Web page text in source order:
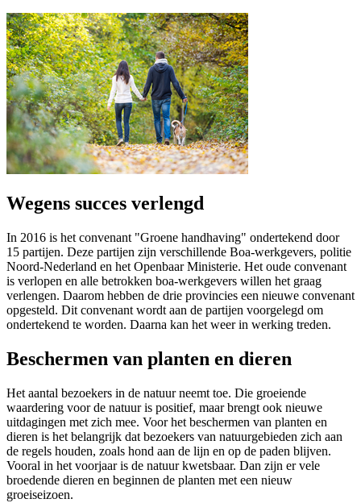
Wegens succes verlengd
In 2016 is het convenant "Groene handhaving" ondertekend door
15 partijen. Deze partijen zijn verschillende Boa-werkgevers, politie
Noord-Nederland en het Openbaar Ministerie. Het oude convenant
is verlopen en alle betrokken boa-werkgevers willen het graag
verlengen. Daarom hebben de drie provincies een nieuwe convenant
opgesteld. Dit convenant wordt aan de partijen voorgelegd om
ondertekend te worden. Daarna kan het weer in werking treden.
Beschermen van planten en dieren
Het aantal bezoekers in de natuur neemt toe. Die groeiende
waardering voor de natuur is positief, maar brengt ook nieuwe
uitdagingen met zich mee. Voor het beschermen van planten en
dieren is het belangrijk dat bezoekers van natuurgebieden zich aan
de regels houden, zoals hond aan de lijn en op de paden blijven.
Vooral in het voorjaar is de natuur kwetsbaar. Dan zijn er vele
broedende dieren en beginnen de planten met een nieuw
groeiseizoen.